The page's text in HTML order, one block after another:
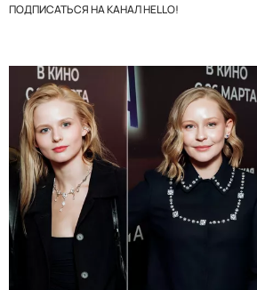
ПОДПИСАТЬСЯ НА КАНАЛ HELLO!